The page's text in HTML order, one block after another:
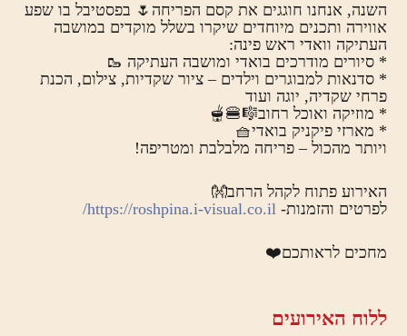
השנה, אנחנו חוגגים את קסם הפריחה🌷 בפסטיבל בו שפע
אווירה ותכנים מיוחדים שיקרו בשלל מוקדים במושבה
העתיקה וואדי ראש פינה:
* סיורים מודרכים בואדי ומושבה העתיקה 🥾
* סדנאות למבוגרים וילדים – ציור שקדיות, צילום, הכנת
פרחי שקדיה, יוגה ועוד
* מוזיקה ואוכל רחוב🎼🍔🫕
* מארזי פיקניק בואדי🧺
ויותר מהכול – פריחה מלבלבת ומטריפה!
האירוע פתוח לקהל הרחב👐
לפרטים והזמנות- https://roshpina.i-visual.co.il/
מחכים לראותכם❤️
ללוח האירועים